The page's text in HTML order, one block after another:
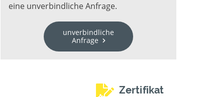
eine unverbindliche Anfrage.
unverbindliche
Anfrage
Zertifikat